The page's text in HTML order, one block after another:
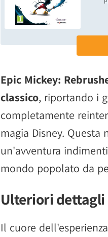
Epic Mickey:
classico, riportando i
completamente
magia Disney.
un'avventura
mondo popolato da
Ulteriori dettagli
Il cuore